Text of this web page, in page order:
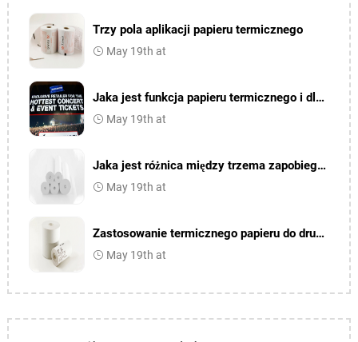
Trzy pola aplikacji papieru termicznego
May 19th at
Jaka jest funkcja papieru termicznego i dlaczego jest używany
May 19th at
Jaka jest różnica między trzema zapobieganiem a jedną zapobieganiem termicznym papierem do drukowania
May 19th at
Zastosowanie termicznego papieru do drukowania w branży medycznej
May 19th at